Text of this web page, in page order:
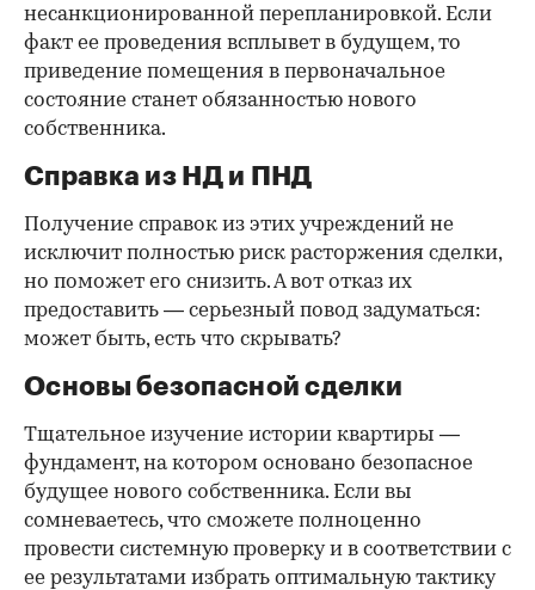
несанкционированной перепланировкой. Если
факт ее проведения всплывет в будущем, то
приведение помещения в первоначальное
состояние станет обязанностью нового
собственника.
Справка из НД и ПНД
Получение справок из этих учреждений не
исключит полностью риск расторжения сделки,
но поможет его снизить. А вот отказ их
предоставить — серьезный повод задуматься:
может быть, есть что скрывать?
Основы безопасной сделки
Тщательное изучение истории квартиры —
фундамент, на котором основано безопасное
будущее нового собственника. Если вы
сомневаетесь, что сможете полноценно
провести системную проверку и в соответствии с
ее результатами избрать оптимальную тактику